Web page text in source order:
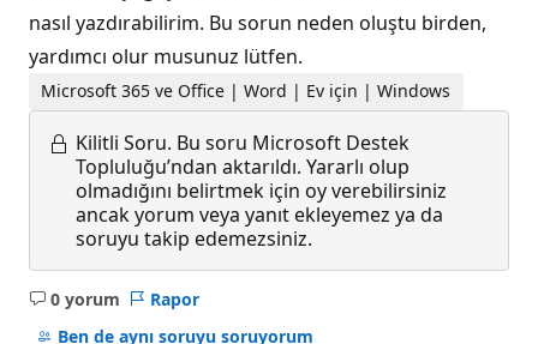
nasıl yazdırabilirim. Bu sorun neden oluştu birden,
yardımcı olur musunuz lütfen.
Microsoft 365 ve Office | Word | Ev için | Windows
Kilitli Soru. Bu soru Microsoft Destek
Topluluğu’ndan aktarıldı. Yararlı olup
olmadığını belirtmek için oy verebilirsiniz
ancak yorum veya yanıt ekleyemez ya da
soruyu takip edemezsiniz.
0 yorum
Açıklama
yok
Rapor
Ben de aynı soruyu soruyorum